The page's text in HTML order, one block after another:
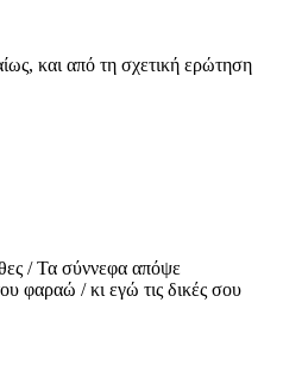
και από τη σχετική ερώτηση
/ Τα σύννεφα απόψε
φαραώ / κι εγώ τις δικές σου